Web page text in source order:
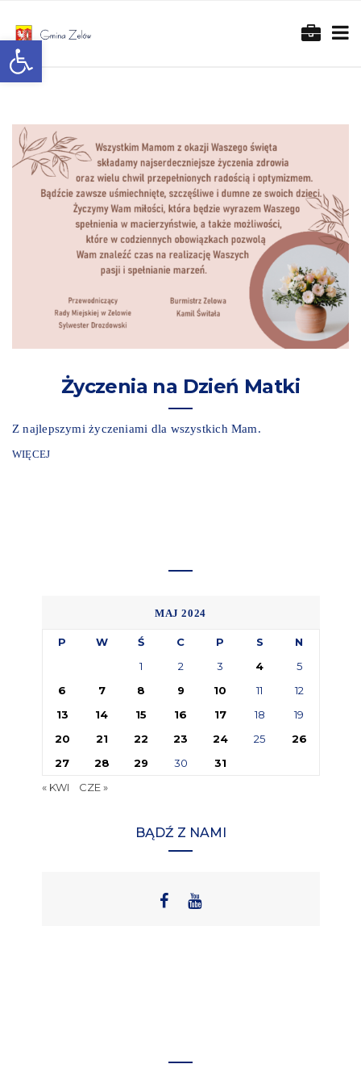
Otwórz pasek narzędzi
Życzenia na Dzień Matki
Z najlepszymi życzeniami dla wszystkich Mam.
WIĘCEJ
MAJ 2024
P W Ś C P S
N
1
2 3 4
5
6
7 8 9 10 11
12
13
14 15 16 17 18
19
20
21 22 23 24 25
26
27
28 29 30
31
« KWI
CZE »
BĄDŹ Z NAMI